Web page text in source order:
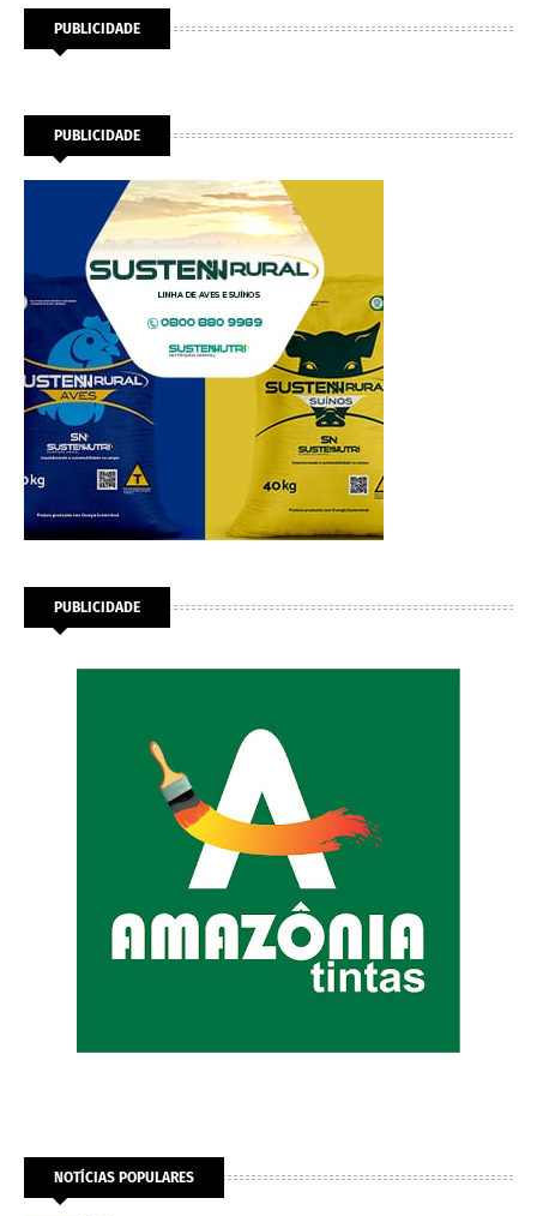
PUBLICIDADE
PUBLICIDADE
PUBLICIDADE
NOTÍCIAS POPULARES